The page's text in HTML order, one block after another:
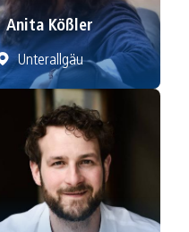
Anita Kößler
Unterallgäu